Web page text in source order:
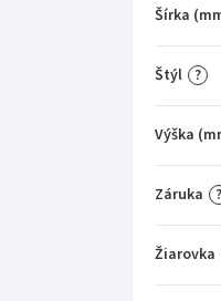
Šírka
?
Štýl
Výška
?
Záruka
Žiarovka